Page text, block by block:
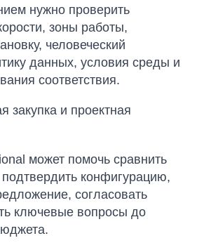
нужно проверить
зоны работы,
человеческий
данных, условия среды и
соответствия.
закупка и проектная
может помочь сравнить
конфигурацию,
согласовать
ключевые вопросы до